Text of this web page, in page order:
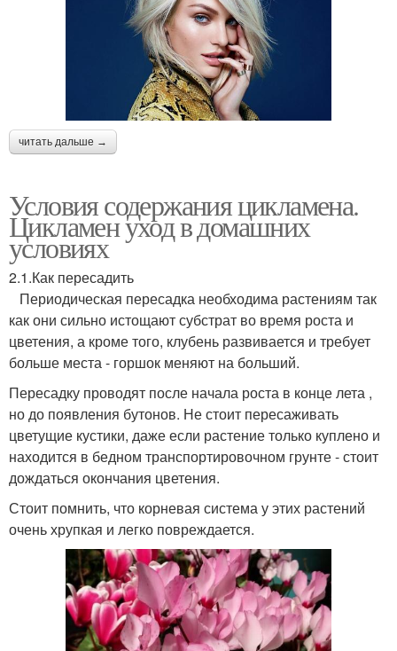
читать дальше →
Условия содержания цикламена.
Цикламен уход в домашних
условиях
2.1.Как пересадить
Периодическая пересадка необходима растениям так
как они сильно истощают субстрат во время роста и
цветения, а кроме того, клубень развивается и требует
больше места - горшок меняют на больший.
Пересадку проводят после начала роста в конце лета ,
но до появления бутонов. Не стоит пересаживать
цветущие кустики, даже если растение только куплено и
находится в бедном транспортировочном грунте - стоит
дождаться окончания цветения.
Стоит помнить, что корневая система у этих растений
очень хрупкая и легко повреждается.